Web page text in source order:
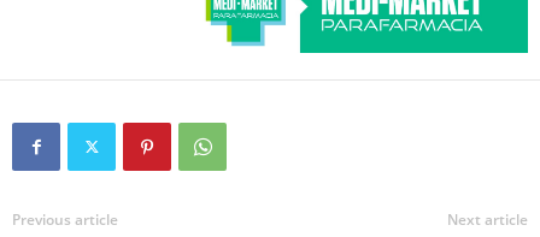
Previous article Next article